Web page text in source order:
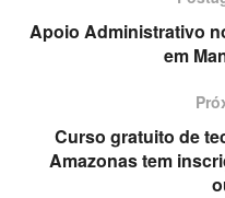
Apoio Administrativo
em
Curso gratuito de
Amazonas tem